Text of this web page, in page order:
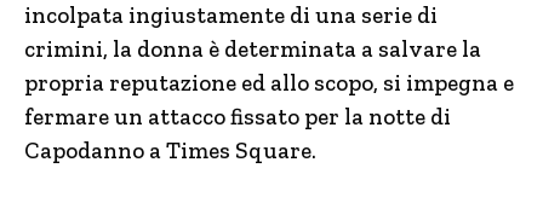
incolpata ingiustamente di una serie di
crimini, la donna è determinata a salvare la
propria reputazione ed allo scopo, si impegna e
fermare un attacco fissato per la notte di
Capodanno a Times Square.